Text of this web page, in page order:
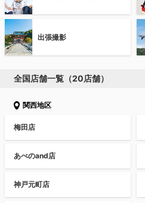
出張撮影
全国店舗一覧（20店舗）
関西地区
梅田店
あべのand店
神戸元町店